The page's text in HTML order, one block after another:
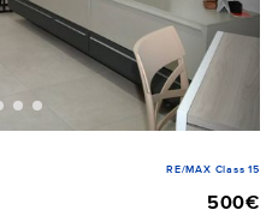
RE/MAX Class 15
500€